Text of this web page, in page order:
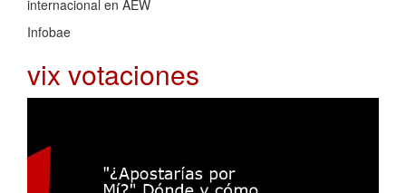
internacional en AEW
Infobae
vix votaciones